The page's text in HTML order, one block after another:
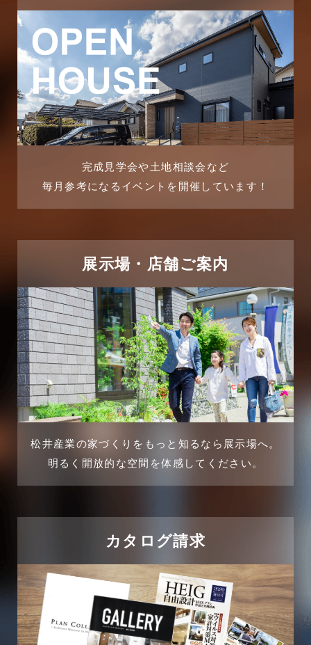
ピアラシティ店-ブログ
ブログ
マンション経営活用事例
よくある質問
リフォーム-ブログ
三郷中央駅店-ブログ
三郷市
三郷駅前店-ブログ
不動産の基礎知識に関するよくある質問
介護施設経営活用事例
企業誘致事例
住宅に関するよくある質問
商品情報
土地に関するよくある質問
2025年11月
2025年10月
2025年9月
2025年8月
2025年6月
2025年3月
2025年2月
2025年1月
2024年12月
2024年11月
2024年9月
2024年7月
2024年6月
完成見学会や土地相談会など
毎月参考になるイベントを開催しています！
展示場・店舗ご案内
松井産業の家づくりをもっと知るなら展示場へ。
明るく開放的な空間を体感してください。
カタログ請求